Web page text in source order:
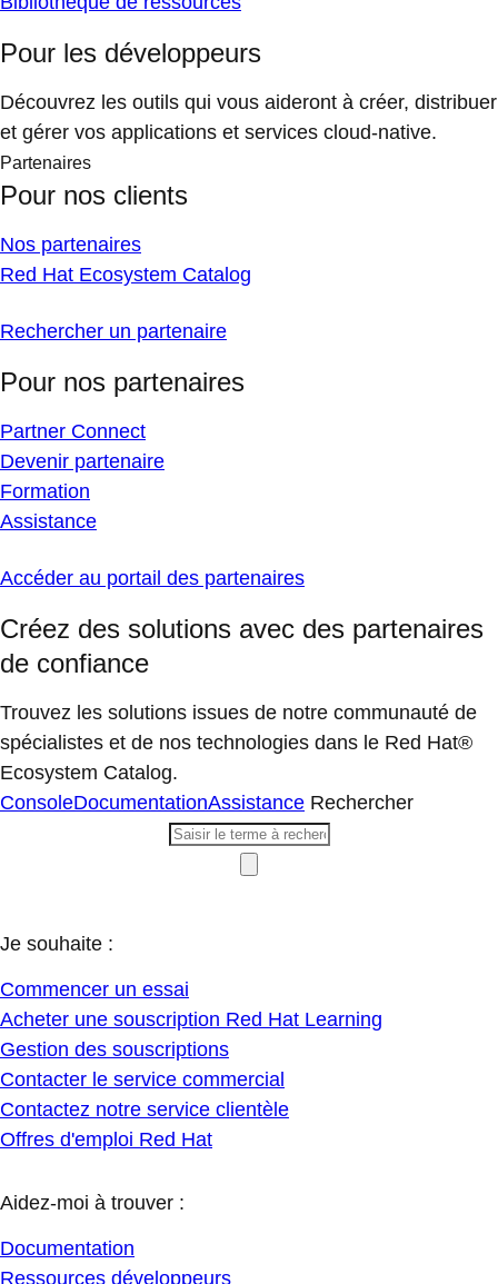
Pour les développeurs
Découvrez les outils qui vous aideront à créer, distribuer
et gérer vos applications et services cloud-native.
Partenaires
Pour nos clients
Nos partenaires
Red Hat Ecosystem Catalog
Rechercher un partenaire
Pour nos partenaires
Partner Connect
Devenir partenaire
Formation
Assistance
Accéder au portail des partenaires
Créez des solutions avec des partenaires
de confiance
Trouvez les solutions issues de notre communauté de
spécialistes et de nos technologies dans le Red Hat®
Ecosystem Catalog.
ConsoleDocumentationAssistance Rechercher
Je souhaite :
Commencer un essai
Acheter une souscription Red Hat Learning
Gestion des souscriptions
Contacter le service commercial
Contactez notre service clientèle
Offres d'emploi Red Hat
Aidez-moi à trouver :
Documentation
Ressources développeurs